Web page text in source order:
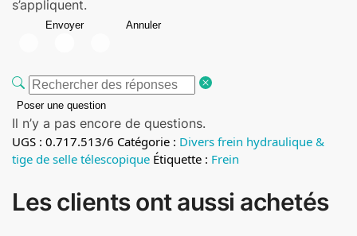
s’appliquent.
Envoyer Annuler
Poser une question
Il n’y a pas encore de questions.
UGS : 0.717.513/6 Catégorie : Divers frein hydraulique &
tige de selle télescopique Étiquette : Frein
Les clients ont aussi achetés